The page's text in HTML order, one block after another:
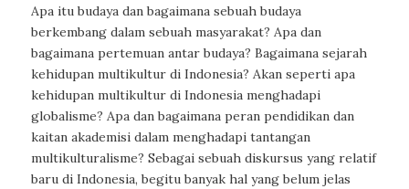
Apa itu budaya dan bagaimana sebuah budaya
berkembang dalam sebuah masyarakat? Apa dan
bagaimana pertemuan antar budaya? Bagaimana sejarah
kehidupan multikultur di Indonesia? Akan seperti apa
kehidupan multikultur di Indonesia menghadapi
globalisme? Apa dan bagaimana peran pendidikan dan
kaitan akademisi dalam menghadapi tantangan
multikulturalisme? Sebagai sebuah diskursus yang relatif
baru di Indonesia, begitu banyak hal yang belum jelas